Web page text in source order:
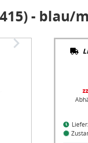
- blau/